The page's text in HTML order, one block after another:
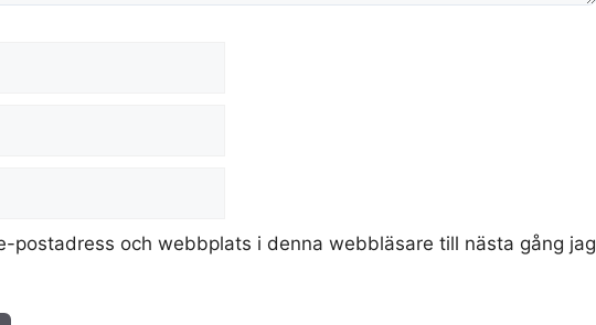
postadress och webbplats i denna webbläsare till nästa gång jag